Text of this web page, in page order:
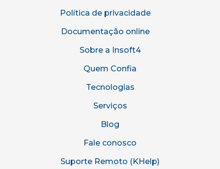
Política de privacidade
Documentação online
Sobre a Insoft4
Quem Confia
Tecnologias
Serviços
Blog
Fale conosco
Suporte Remoto (KHelp)